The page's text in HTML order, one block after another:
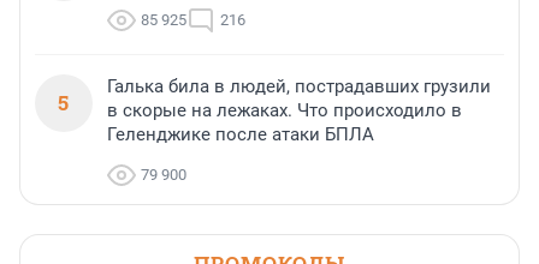
85 925 216
5
Галька била в людей, пострадавших грузили
в скорые на лежаках. Что происходило в
Геленджике после атаки БПЛА
79 900